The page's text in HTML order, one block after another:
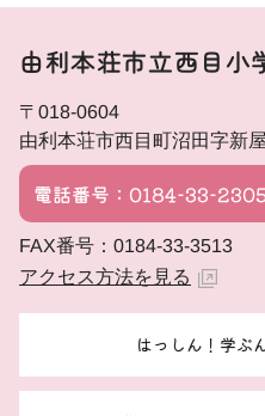
由利本荘市立西目小
〒018-0604
由利本荘市西目町沼田字新
電話番号：0184-33-
FAX番号：0184-33-3513
アクセス方法を見る
はっしん！学ぶ